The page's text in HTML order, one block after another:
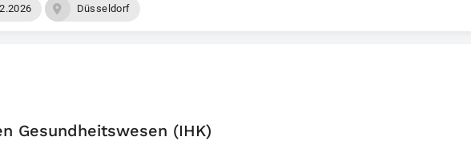
Düsseldorf
Gesundheitswesen (IHK)